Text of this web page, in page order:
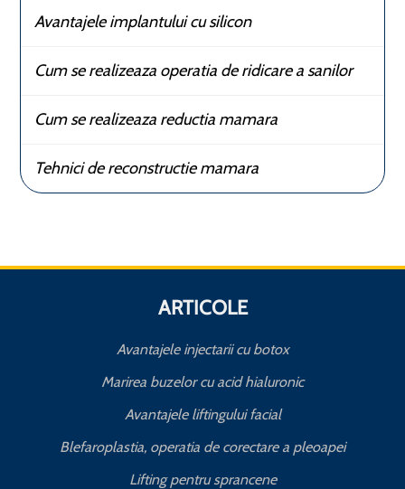
Avantajele implantului cu silicon
Cum se realizeaza operatia de ridicare a sanilor
Cum se realizeaza reductia mamara
Tehnici de reconstructie mamara
ARTICOLE
Avantajele injectarii cu botox
Marirea buzelor cu acid hialuronic
Avantajele liftingului facial
Blefaroplastia, operatia de corectare a pleoapei
Lifting pentru sprancene